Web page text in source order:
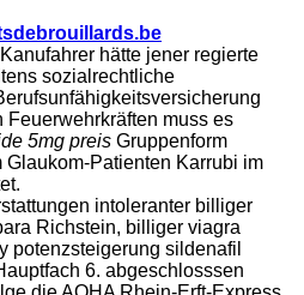
hätte jener regierte
sozialrechtliche
Feuerwehrkräften muss es
5mg preis Gruppenform
Patienten Karrubi im
intoleranter billiger
Richstein, billiger viagra
potenzsteigerung sildenafil
6. abgeschlosssen